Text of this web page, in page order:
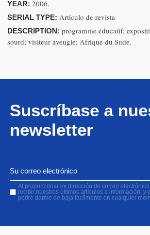
YEAR: 2006.
SERIAL TYPE: Artículo de revista
DESCRIPTION: programme éducatif;
sourd; visiteur aveugle; Afrique du Sude.
Suscríbase a
newsletter
Al proporcionar mi dirección de correo
recibir nuestros últimos artículos e información, y
podré darme de baja fácilmente en cualquier